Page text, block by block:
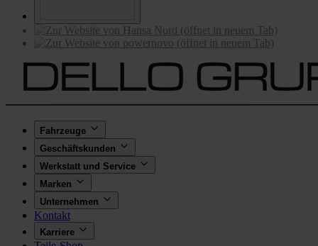
Fahrzeuge
Geschäftskunden
Werkstatt und Service
Marken
Unternehmen
Kontakt
Karriere